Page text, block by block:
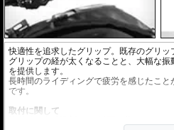
快適性を追求したグリップ。既存のグリッ
グリップの経が太くなることと、大幅な
を提供します。
長時間のライディングで疲労を感じたこ
です。
取付に関して